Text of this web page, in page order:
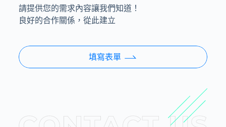
請提供您的需求內容讓我們知道！
良好的合作關係，從此建立
填寫表單